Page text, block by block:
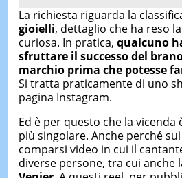
La richiesta riguarda la
gioielli, dettaglio che ha reso
curiosa. In pratica, qualcuno
sfruttare il successo del
marchio prima che potesse
Si tratta praticamente di uno
pagina Instagram.
Ed è per questo che la vicenda
più singolare. Anche perché
comparsi video in cui il
diverse persone, tra cui anche